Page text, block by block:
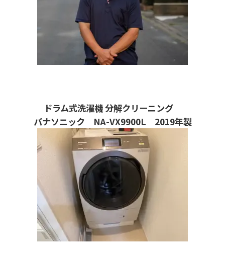
ドラム式洗濯機 分解クリーニング
パナソニック NA-VX9900L 2019年製